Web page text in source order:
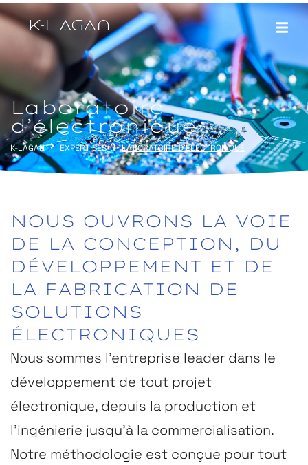
Laboratoire
d’électronique
K-LAGAN EXPERTISES LABORATOIRE D’ÉLECTRONIQUE
NOUS OUVRONS LA VOIE
DE LA CONCEPTION, DU
DÉVELOPPEMENT ET DE
LA FABRICATION
DE
SOLUTIONS
ÉLECTRONIQUES
Nous sommes l’entreprise leader dans le
développement de tout projet
électronique, depuis la production et
l’ingénierie jusqu’à la commercialisation.
Notre méthodologie est conçue pour tout